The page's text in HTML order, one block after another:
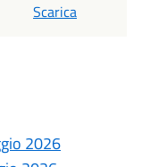
Scarica
2026